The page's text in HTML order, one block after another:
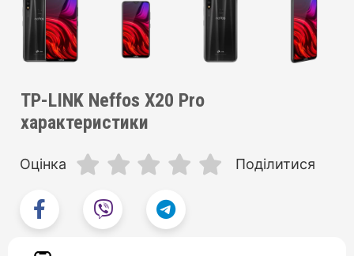
TP-LINK Neffos X20 Pro
характеристики
Оцінка Поділитися